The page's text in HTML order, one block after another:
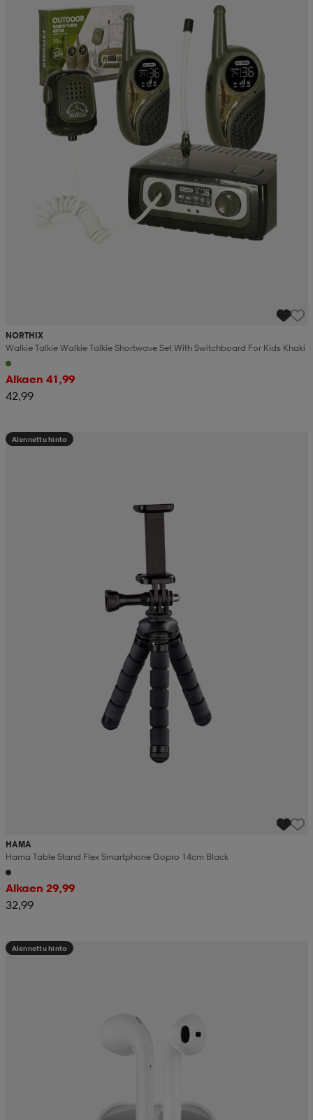
NORTHIX
Walkie Talkie Walkie Talkie Shortwave Set With Switchboard For Kids Khaki
Alkaen 41,99
42,99
Alennettu hinta
HAMA
Hama Table Stand Flex Smartphone Gopro 14cm Black
Alkaen 29,99
32,99
Alennettu hinta